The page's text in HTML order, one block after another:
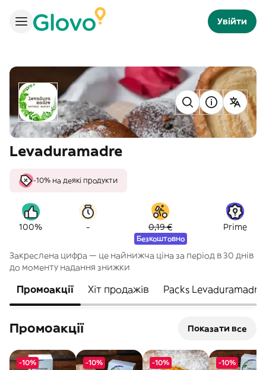
Увійти
Levaduramadre
-10% на деякі продукти
100% - 0,19 €
Безкоштовно
Prime
Закреслена цифра — це найнижча ціна за період в 30 днів
до моменту надання знижки
Промоакції Хіт продажів Packs Levaduramadre
Промоакції Показати все
-10% -10% -10% -10%